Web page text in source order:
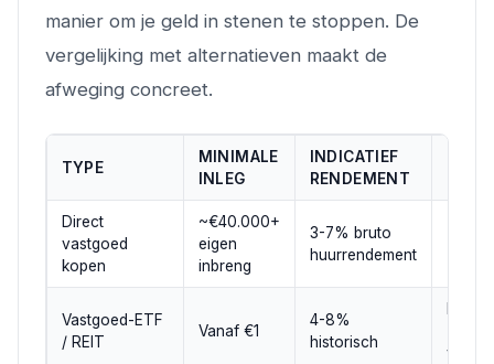
manier om je geld in stenen te stoppen. De
vergelijking met alternatieven maakt de
afweging concreet.
TYPE
MINIMALE
INLEG
INDICATIEF
RENDEMENT
Direct
vastgoed
kopen
~€40.000+
eigen
inbreng
3-7% bruto
huurrendement
Vastgoed-ETF
/ REIT
Vanaf €1
4-8%
historisch